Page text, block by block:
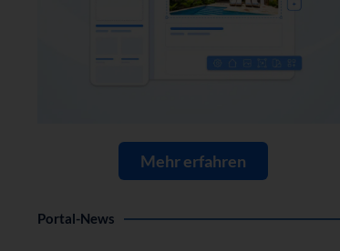
Mehr erfahren
Portal-News